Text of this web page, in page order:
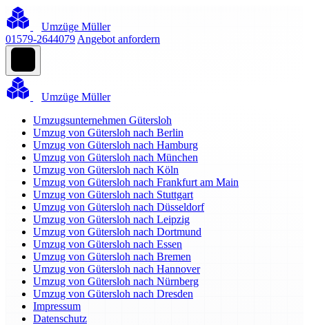
Umzüge Müller
01579-2644079 Angebot anfordern
Umzüge Müller
Umzugsunternehmen Gütersloh
Umzug von Gütersloh nach Berlin
Umzug von Gütersloh nach Hamburg
Umzug von Gütersloh nach München
Umzug von Gütersloh nach Köln
Umzug von Gütersloh nach Frankfurt am Main
Umzug von Gütersloh nach Stuttgart
Umzug von Gütersloh nach Düsseldorf
Umzug von Gütersloh nach Leipzig
Umzug von Gütersloh nach Dortmund
Umzug von Gütersloh nach Essen
Umzug von Gütersloh nach Bremen
Umzug von Gütersloh nach Hannover
Umzug von Gütersloh nach Nürnberg
Umzug von Gütersloh nach Dresden
Impressum
Datenschutz